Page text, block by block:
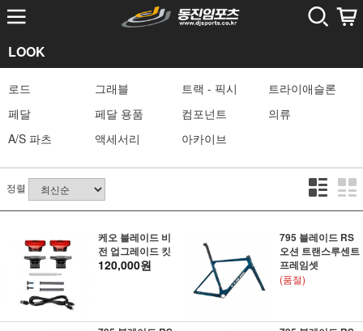
LOOK
로드 그래블 트랙 - 픽시
트라이애슬론
페달
페달 용품 컴포넌트
의류
A/S 파츠
액세서리 아카이브
정렬
케오 블레이드 비
전 업그레이드 킷
120,000원
795 블레이드 RS
오션 트랜스루센트
프레임셋
(품절)